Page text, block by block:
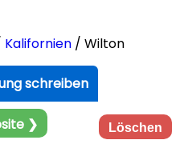
Kalifornien / Wilton
schreiben
❯ Löschen